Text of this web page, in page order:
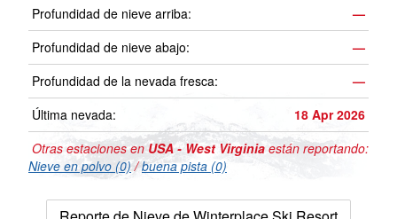
Profundidad de nieve arriba:
—
Profundidad de nieve abajo:
—
Profundidad de la nevada fresca:
—
Última nevada:
18 Apr 2026
Otras estaciones enUSA - West Virginia están reportando:
Nieve en polvo (0)/buena pista (0)